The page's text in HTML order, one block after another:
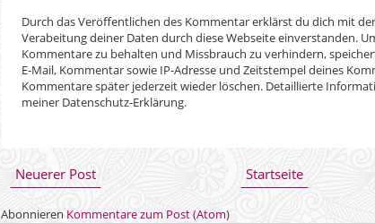
Neuerer Post Startseite
Abonnieren Kommentare zum Post (Atom)